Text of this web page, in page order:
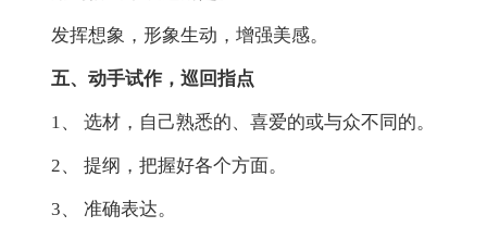
发挥想象，形象生动，增强美感。
五、动手试作，巡回指点
1、 选材，自己熟悉的、喜爱的或与众不同的。
2、 提纲，把握好各个方面。
3、 准确表达。